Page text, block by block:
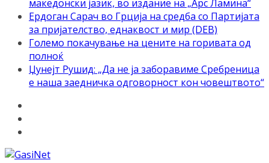
македонски јазик, во издание на „Арс Ламина“
Ердоган Сарач во Грција на средба со Партијата
за пријателство, еднаквост и мир (DEB)
Големо покачување на цените на горивата од
полноќ
Џунејт Рушид: „Да не ја заборавиме Сребреница
е наша заедничка одговорност кон човештвото“